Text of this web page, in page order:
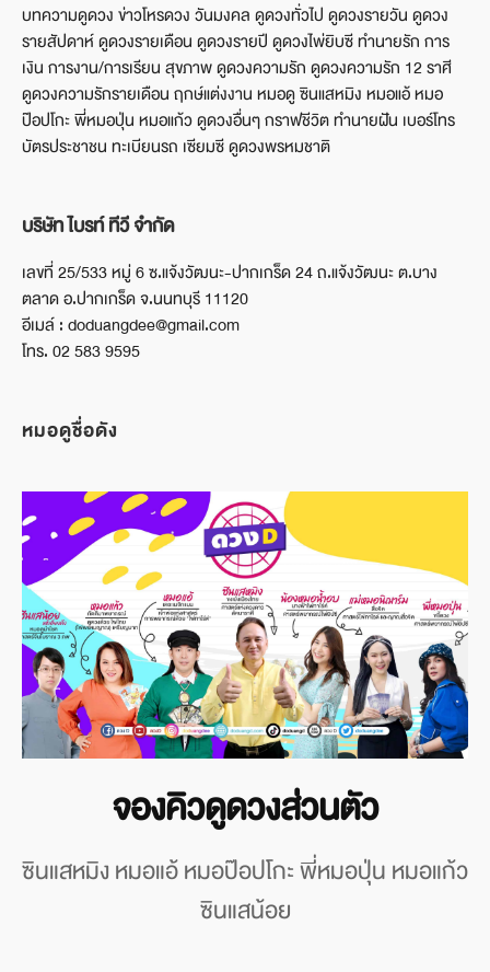
บทความดูดวง ข่าวโหรดวง วันมงคล ดูดวงทั่วไป ดูดวงรายวัน ดูดวง
รายสัปดาห์ ดูดวงรายเดือน ดูดวงรายปี ดูดวงไพ่ยิบซี ทำนายรัก การ
เงิน การงาน/การเรียน สุขภาพ ดูดวงความรัก ดูดวงความรัก 12 ราศี
ดูดวงความรักรายเดือน ฤกษ์แต่งงาน หมอดู ซินแสหมิง หมอแอ้ หมอ
ป๊อปโกะ พี่หมอปุ่น หมอแก้ว ดูดวงอื่นๆ กราฟชีวิต ทำนายฝัน เบอร์โทร
บัตรประชาชน ทะเบียนรถ เซียมซี ดูดวงพรหมชาติ
บริษัท ไบรท์ ทีวี จำกัด
เลขที่ 25/533 หมู่ 6 ซ.แจ้งวัฒนะ-ปากเกร็ด 24 ถ.แจ้งวัฒนะ ต.บาง
ตลาด อ.ปากเกร็ด จ.นนทบุรี 11120
อีเมล์ : doduangdee@gmail.com
โทร. 02 583 9595
หมอดูชื่อดัง
จองคิวดูดวงส่วนตัว
ซินแสหมิง หมอแอ้ หมอป๊อปโกะ พี่หมอปุ่น หมอแก้ว
ซินแสน้อย